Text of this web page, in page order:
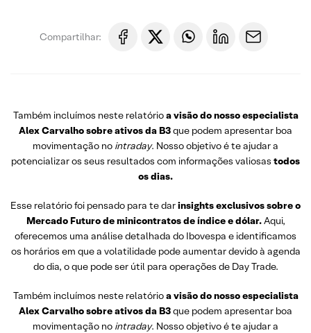
Compartilhar:
Também incluímos neste relatórioa visão do nosso especialista
Alex Carvalho sobre ativos da B3que podem apresentar boa
movimentação no intraday. Nosso objetivo é te ajudar a
potencializar os seus resultados com informações valiosas todos
os dias.
Esse relatório foi pensado para te darinsights exclusivos sobre o
Mercado Futuro de minicontratos de índice e dólar.Aqui,
oferecemos uma análise detalhada do Ibovespa e identificamos
os horários em que a volatilidade pode aumentar devido à agenda
do dia, o que pode ser útil para operações de Day Trade.
Também incluímos neste relatórioa visão do nosso especialista
Alex Carvalho sobre ativos da B3que podem apresentar boa
movimentação no intraday. Nosso objetivo é te ajudar a